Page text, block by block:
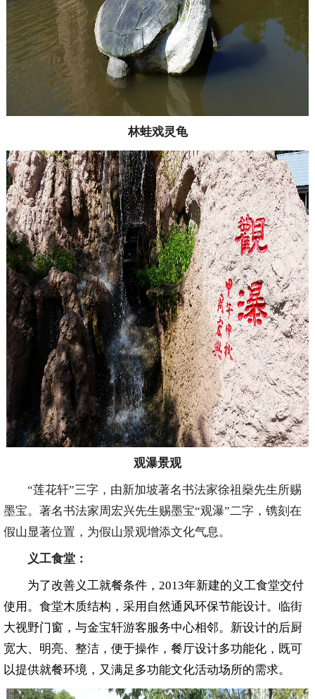
林蛙戏灵龟
观瀑景观
“莲花轩”三字，由新加坡著名书法家徐祖燊先生所赐
墨宝。著名书法家周宏兴先生赐墨宝“观瀑”二字，镌刻在
假山显著位置，为假山景观增添文化气息。
义工食堂：
为了改善义工就餐条件，2013年新建的义工食堂交付
使用。食堂木质结构，采用自然通风环保节能设计。临街
大视野门窗，与金宝轩游客服务中心相邻。新设计的后厨
宽大、明亮、整洁，便于操作，餐厅设计多功能化，既可
以提供就餐环境，又满足多功能文化活动场所的需求。